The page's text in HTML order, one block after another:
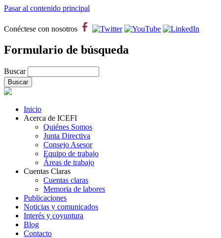
Pasar al contenido principal
Conéctese con nosotros
Formulario de búsqueda
Buscar
Inicio
Acerca de ICEFI
Quiénes Somos
Junta Directiva
Consejo Asesor
Equipo de trabajo
Áreas de trabajo
Cuentas Claras
Cuentas claras
Memoria de labores
Publicaciones
Noticias y comunicados
Interés y coyuntura
Blog
Contacto